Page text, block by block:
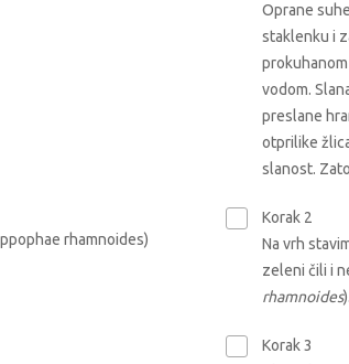
rhamnoides)
Oprane
staklenku i
vodom.
preslane
otprilike
slanost.
Korak 2
Na vrh
zeleni čili i
rhamnoides).
Korak 3